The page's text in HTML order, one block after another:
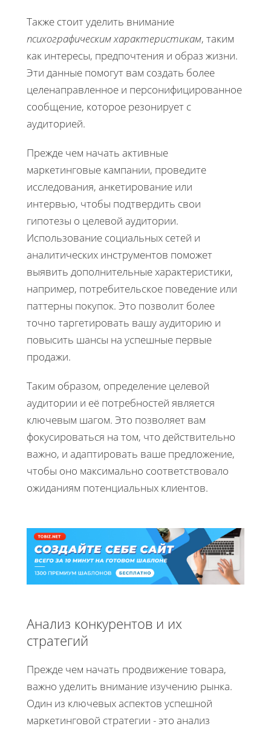
Также стоит уделить внимание
психографическим характеристикам, таким
как интересы, предпочтения и образ жизни.
Эти данные помогут вам создать более
целенаправленное и персонифицированное
сообщение, которое резонирует с
аудиторией.
Прежде чем начать активные
маркетинговые кампании, проведите
исследования, анкетирование или
интервью, чтобы подтвердить свои
гипотезы о целевой аудитории.
Использование социальных сетей и
аналитических инструментов поможет
выявить дополнительные характеристики,
например, потребительское поведение или
паттерны покупок. Это позволит более
точно таргетировать вашу аудиторию и
повысить шансы на успешные первые
продажи.
Таким образом, определение целевой
аудитории и её потребностей является
ключевым шагом. Это позволяет вам
фокусироваться на том, что действительно
важно, и адаптировать ваше предложение,
чтобы оно максимально соответствовало
ожиданиям потенциальных клиентов.
Анализ конкурентов и их
стратегий
Прежде чем начать продвижение товара,
важно уделить внимание изучению рынка.
Один из ключевых аспектов успешной
маркетинговой стратегии - это анализ